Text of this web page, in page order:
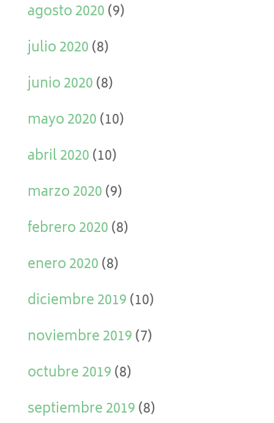
agosto 2020(9)
julio 2020(8)
junio 2020(8)
mayo 2020(10)
abril 2020(10)
marzo 2020(9)
febrero 2020(8)
enero 2020(8)
diciembre 2019(10)
noviembre 2019(7)
octubre 2019(8)
septiembre 2019(8)